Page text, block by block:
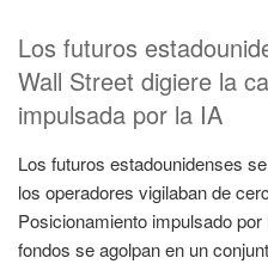
Los futuros
Wall Street digiere la
impulsada por la IA
Los futuros estadounidenses
los operadores vigilaban de
Posicionamiento impulsado
fondos se agolpan en un